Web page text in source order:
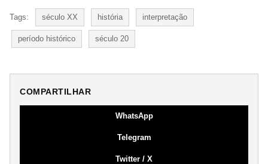
Tags: século XX história interpretação
período histórico século 20
COMPARTILHAR
WhatsApp
Telegram
Twitter / X